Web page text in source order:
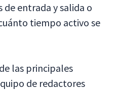
entrada y salida o
tiempo activo se
las principales
de redactores